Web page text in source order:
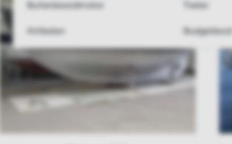
Buitenboordmotor Trailer
Artikelen Budgetboot